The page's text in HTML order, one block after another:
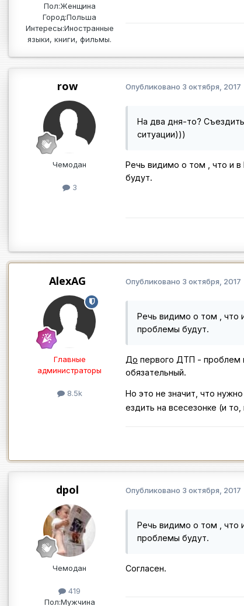
Пол:Женщина
Город:Польша
Интересы:Иностранные
языки, книги, фильмы.
row
Чемодан
3
Опубликовано 3 октября, 2017
На два дня-то?
ситуации)))
Речь видимо о том , что и
будут.
AlexAG
Главные
администраторы
8.5k
Опубликовано 3 октября, 2017
Речь видимо о том , что
проблемы будут.
До первого ДТП - проблем
обязательный.
Но это не значит, что
ездить на всесезонке (и
dpol
Чемодан
419
Пол:Мужчина
Опубликовано 3 октября, 2017
Речь видимо о том , что
проблемы будут.
Согласен.